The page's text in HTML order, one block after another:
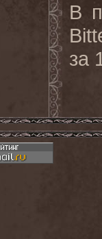
В
за